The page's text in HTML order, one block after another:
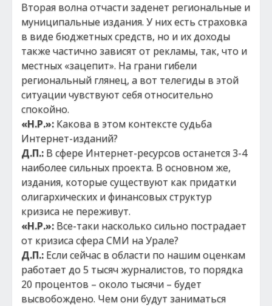
Вторая волна отчасти заденет региональные и
муниципальные издания. У них есть страховка
в виде бюджетных средств, но и их доходы
также частично зависят от рекламы, так, что и
местных «зацепит». На грани гибели
региональный глянец, а вот телегиды в этой
ситуации чувствуют себя относительно
спокойно.
«Н.Р.»: Какова в этом контексте судьба
Интернет-изданий?
Д.П.: В сфере Интернет-ресурсов останется 3-4
наиболее сильных проекта. В основном же,
издания, которые существуют как придатки
олигархических и финансовых структур
кризиса не переживут.
«Н.Р.»: Все-таки насколько сильно пострадает
от кризиса сфера СМИ на Урале?
Д.П.: Если сейчас в области по нашим оценкам
работает до 5 тысяч журналистов, то порядка
20 процентов – около тысячи – будет
высвобождено. Чем они будут заниматься